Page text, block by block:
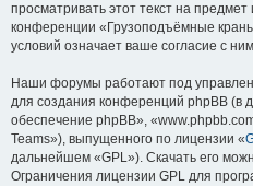
просматривать этот текст на
конференции «Грузоподъёмные
условий означает ваше согласие с
Наши форумы работают под
для создания конференций phpBB (в
обеспечение phpBB»,
Teams»), выпущенного по лицензии «
дальнейшем «GPL»). Скачать его
Ограничения лицензии GPL для